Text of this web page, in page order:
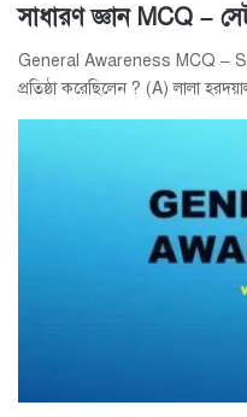
সাধারণ জ্ঞান MCQ –
General Awareness MCQ –
প্রতিষ্ঠা করেছিলেন ? (A) লালা